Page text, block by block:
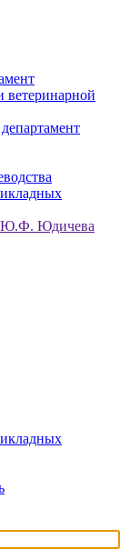
ветеринарной
Ю.Ф. Юдичева